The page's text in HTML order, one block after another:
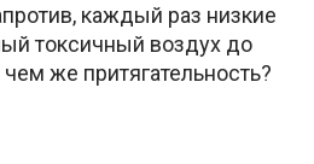
каждый раз низкие
токсичный воздух до
же притягательность?